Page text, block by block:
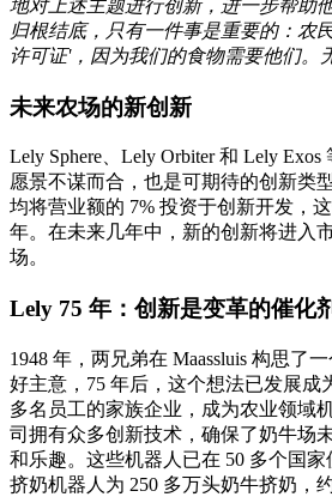
地对上述主题进行创新，进一步帮助
归根结底，只有一件事是重要的：农
许可证'，因为我们的食物需要他们。
未来农场的新创新
Lely Sphere、Lely Orbiter 和 Lely
愿景不谋而合，也是可期待的创新类
均将营业额的 7% 投资于创新开发，
年。在未来几年中，新的创新将进入
场。
Lely 75 年：创新是变革的催化
1948 年，两兄弟在 Maassluis 构思了
好主意，75 年后，这个想法已发展成
多名员工的家族企业，成为农业领域
司拥有众多创新技术，确保了奶牛场
和乐趣。这些机器人已在 50 多个国家
挤奶机器人为 250 多万头奶牛挤奶，